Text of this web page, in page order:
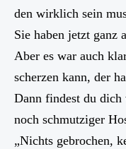
den wirklich sein
Sie haben jetzt ganz
Aber es war auch
scherzen kann, der
Dann findest du
noch schmutziger
„Nichts gebrochen,